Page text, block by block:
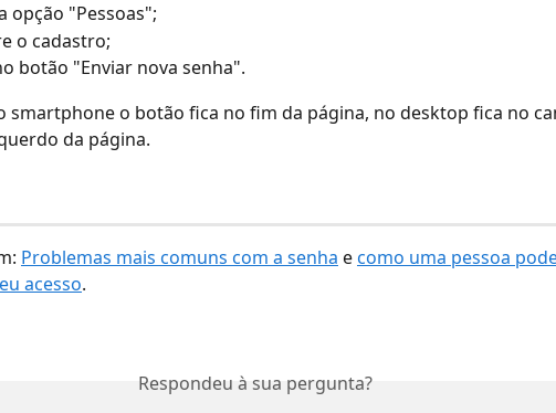
opção "Pessoas";
o cadastro;
botão "Enviar nova senha".
smartphone o botão fica no fim da página, no desktop fica no
da página.
Problemas mais comuns com a senha e como uma pessoa
acesso.
Respondeu à sua pergunta?